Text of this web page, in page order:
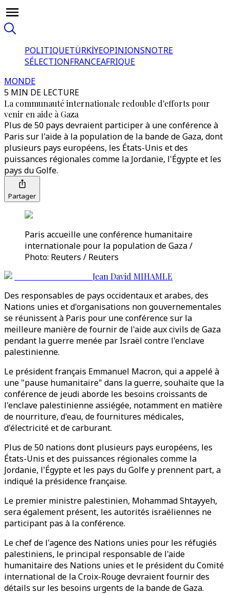
POLITIQUETÜRKİYEOPINIONSNOTRE
SÉLECTIONFRANCEAFRIQUE
MONDE
5 MIN DE LECTURE
La communauté internationale redouble d'efforts pour
venir en aide à Gaza
Plus de 50 pays devraient participer à une conférence à
Paris sur l'aide à la population de la bande de Gaza, dont
plusieurs pays européens, les États-Unis et des
puissances régionales comme la Jordanie, l'Égypte et les
pays du Golfe.
Partager
Paris accueille une conférence humanitaire
internationale pour la population de Gaza /
Photo: Reuters / Reuters
Jean David MIHAMLE
Des responsables de pays occidentaux et arabes, des
Nations unies et d'organisations non gouvernementales
se réunissent à Paris pour une conférence sur la
meilleure manière de fournir de l'aide aux civils de Gaza
pendant la guerre menée par Israël contre l'enclave
palestinienne.
Le président français Emmanuel Macron, qui a appelé à
une "pause humanitaire" dans la guerre, souhaite que la
conférence de jeudi aborde les besoins croissants de
l'enclave palestinienne assiégée, notamment en matière
de nourriture, d'eau, de fournitures médicales,
d'électricité et de carburant.
Plus de 50 nations dont plusieurs pays européens, les
États-Unis et des puissances régionales comme la
Jordanie, l'Égypte et les pays du Golfe y prennent part, a
indiqué la présidence française.
Le premier ministre palestinien, Mohammad Shtayyeh,
sera également présent, les autorités israéliennes ne
participant pas à la conférence.
Le chef de l'agence des Nations unies pour les réfugiés
palestiniens, le principal responsable de l'aide
humanitaire des Nations unies et le président du Comité
international de la Croix-Rouge devraient fournir des
détails sur les besoins urgents de la bande de Gaza.